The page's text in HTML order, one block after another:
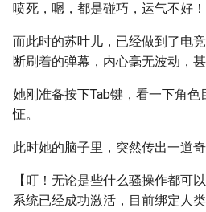
喷死，嗯，都是碰巧，运气不好！
而此时的苏叶儿，已经做到了电
断刷着的弹幕，内心毫无波动，甚
她刚准备按下Tab键，看一下角
怔。
此时她的脑子里，突然传出一道奇
【叮！无论是些什么骚操作都可
系统已经成功激活，目前绑定人